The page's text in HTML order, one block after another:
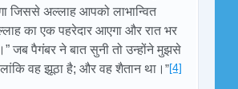
अल्लाह आपको लाभान्वित
का एक पहरेदार आएगा और रात भर
पैगंबर ने बात सुनी तो उन्होंने मुझसे
वह झूठा है; और वह शैतान था। ”[4]